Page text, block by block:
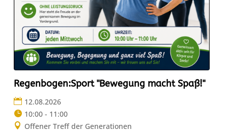
Regenbogen:Sport "Bewegung macht Spaß!"
12.08.2026
10:00 - 11:00
Offener Treff der Generationen